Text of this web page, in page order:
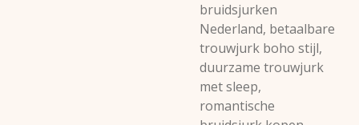
bruidsjurken
Nederland, betaalbare
trouwjurk boho stijl,
duurzame trouwjurk
met sleep,
romantische